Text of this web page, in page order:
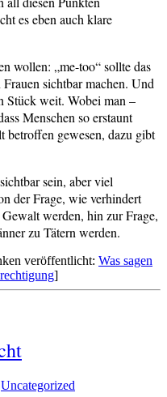
es eben auch klare
wollen: „me-too“ sollte das
sichtbar machen. Und
Stück weit. Wobei man –
Menschen so erstaunt
betroffen gewesen, dazu gibt
sein, aber viel
der Frage, wie verhindert
werden, hin zur Frage,
zu Tätern werden.
veröffentlicht: Was sagen
]
Uncategorized